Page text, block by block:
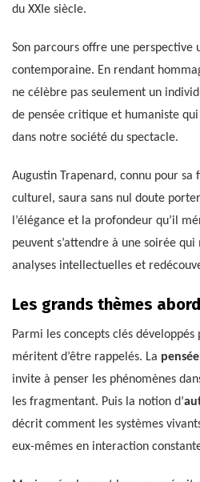
du XXIe siècle.
Son parcours offre une perspective
contemporaine. En rendant
ne célèbre pas seulement un
de pensée critique et humaniste
dans notre société du spectacle.
Augustin Trapenard, connu pour sa
culturel, saura sans nul doute
l’élégance et la profondeur qu’il
peuvent s’attendre à une soirée
analyses intellectuelles et
Les grands thèmes
Parmi les concepts clés
méritent d’être rappelés. La
invite à penser les phénomènes
les fragmentant. Puis la notion d’
décrit comment les systèmes
eux-mêmes en interaction